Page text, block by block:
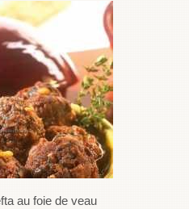
au foie de veau